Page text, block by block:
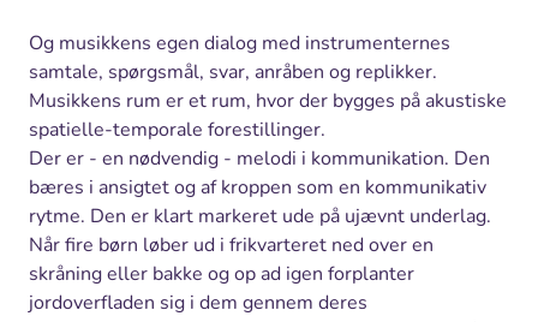
Og musikkens egen dialog med instrumenternes
samtale, spørgsmål, svar, anråben og replikker.
Musikkens rum er et rum, hvor der bygges på akustiske
spatielle-temporale forestillinger.
Der er - en nødvendig - melodi i kommunikation. Den
bæres i ansigtet og af kroppen som en kommunikativ
rytme. Den er klart markeret ude på ujævnt underlag.
Når fire børn løber ud i frikvarteret ned over en
skråning eller bakke og op ad igen forplanter
jordoverfladen sig i dem gennem deres